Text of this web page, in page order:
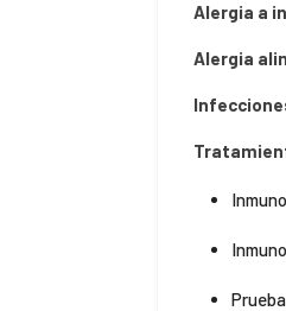
Alergia a
Alergia